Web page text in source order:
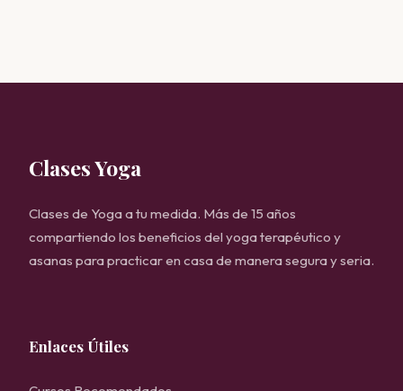
Clases Yoga
Clases de Yoga a tu medida. Más de 15 años
compartiendo los beneficios del yoga terapéutico y
asanas para practicar en casa de manera segura y seria.
Enlaces Útiles